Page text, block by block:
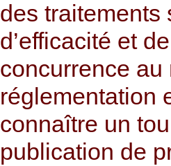
des traitements
d’efficacité et
concurrence
réglementation
connaître un
publication de